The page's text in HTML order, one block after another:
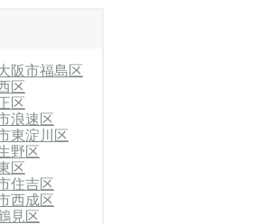
阪市福島区
区
区
浪速区
東淀川区
野区
区
住吉区
西成区
見区